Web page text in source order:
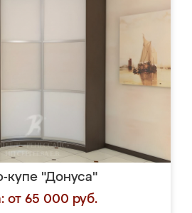
купе "Донуса"
от 65 000 руб.